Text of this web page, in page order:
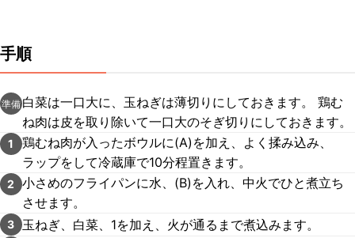
手順
準備 白菜は一口大に、玉ねぎは薄切りにしておきます。 鶏む
ね肉は皮を取り除いて一口大のそぎ切りにしておきます。
1
鶏むね肉が入ったボウルに(A)を加え、よく揉み込み、
ラップをして冷蔵庫で10分程置きます。
2
小さめのフライパンに水、(B)を入れ、中火でひと煮立ち
させます。
3 玉ねぎ、白菜、1を加え、火が通るまで煮込みます。